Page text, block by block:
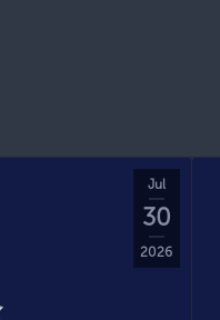
Jul
30
2026